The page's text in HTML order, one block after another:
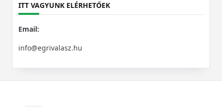
ITT VAGYUNK ELÉRHETŐEK
Email:
info@egrivalasz.hu